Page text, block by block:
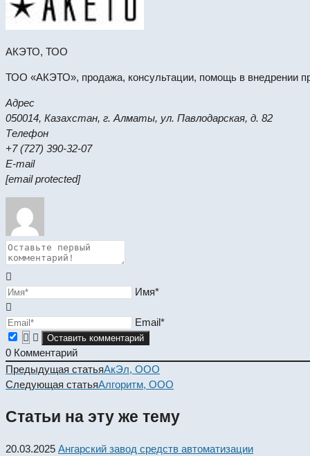
АКЭТО, ТОО
ТОО «АКЭТО», продажа, консультации, помощь в внедрении
Адрес
050014, Казахстан, г. Алматы, ул. Павлодарская, д. 82
Телефон
+7 (727) 390-32-07
E-mail
[email protected]
Имя*
Email*
0 Комментарий
Read
more
Предыдущая статьяАкЭл, ООО
Следующая статьяАлгоритм, ООО
Статьи на эту же тему
20.03.2025 Ангарский завод средств автоматизации